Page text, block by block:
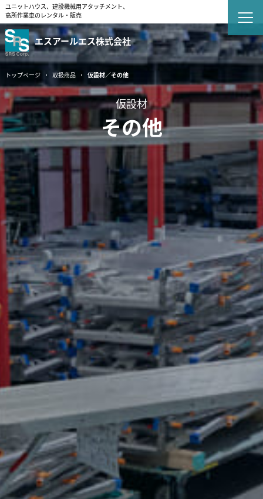
ユニットハウス、建設機械用アタッチメント、
高所作業車のレンタル・販売
エスアールエス株式会社
仮設材
その他
トップページ 取扱商品 仮設材／その他